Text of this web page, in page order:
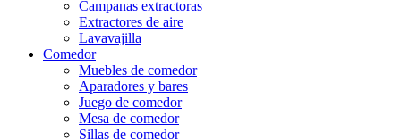
Campanas extractoras
Extractores de aire
Lavavajilla
Comedor
Muebles de comedor
Aparadores y bares
Juego de comedor
Mesa de comedor
Sillas de comedor